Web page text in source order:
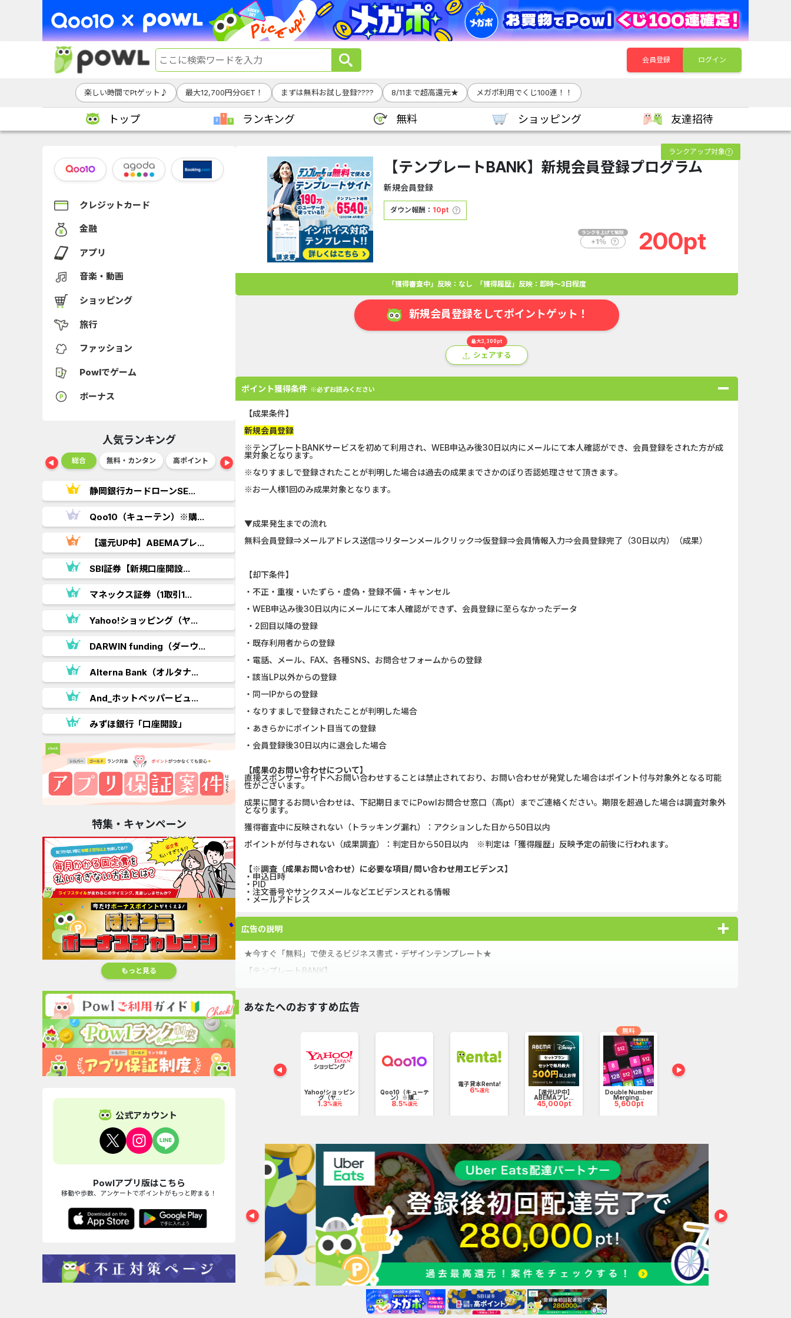
会員登録 ログイン
楽しい時間でPtゲット♪ 最大12,700円分GET！ まずは無料お試し登録???? 8/11まで超高還元★ メガポ利用でくじ100連！！
トップ ランキング 無料 ショッピング 友達招待
クレジットカード
金融
アプリ
音楽・動画
ショッピング
旅行
ファッション
Powlでゲーム
ボーナス
人気ランキング
ショッピング 総合 無料・カンタン 高ポイント ゲーム アプリ クレジットカード
静岡銀行カードローンSE...
Qoo10（キューテン）※購...
【還元UP中】ABEMAプレ...
SBI証券【新規口座開設...
マネックス証券（1取引1...
Yahoo!ショッピング（ヤ...
DARWIN funding（ダーウ...
Alterna Bank（オルタナ...
And_ホットペッパービュ...
みずほ銀行「口座開設」
Double Number Merging...
GFS無料特別講座
U-NEXT_無料お試し登録
DOOR賃貸
【Ipsos iSay】アンケー...
Nielsen（ニールセン）...
Nielsen（ニールセン）...
ホットペッパーグルメ［...
ウォーターカラーソート...
アンケート募集サイト、...
SBI証券【新規口座開設... iOS_エバーテイル_3日間...
特集・キャンペーン
もっと見る
公式アカウント
Powlアプリ版はこちら
移動や歩数、アンケートでポイントがもっと貯まる！
ランクアップ対象
【テンプレートBANK】新規会員登録プログラム
新規会員登録
ダウン報酬： 10pt
200pt
「獲得審査中」反映：なし 「獲得履歴」反映：即時～3日程度
新規会員登録をしてポイントゲット！
最大3,300pt
シェアする
ポイント獲得条件 ※必ずお読みください
【成果条件】
新規会員登録
※テンプレートBANKサービスを初めて利用され、WEB申込み後30日以内にメールにて本人確認ができ、会員登録をされた方が成
果対象となります。
※なりすましで登録されたことが判明した場合は過去の成果までさかのぼり否認処理させて頂きます。
※お一人様1回のみ成果対象となります。
▼成果発生までの流れ
無料会員登録⇒メールアドレス送信⇒リターンメールクリック⇒仮登録⇒会員情報入力⇒会員登録完了（30日以内）（成果）
【却下条件】
・不正・重複・いたずら・虚偽・登録不備・キャンセル
・WEB申込み後30日以内にメールにて本人確認ができず、会員登録に至らなかったデータ
・2回目以降の登録
・既存利用者からの登録
・電話、メール、FAX、各種SNS、お問合せフォームからの登録
・該当LP以外からの登録
・同一IPからの登録
・なりすましで登録されたことが判明した場合
・あきらかにポイント目当ての登録
・会員登録後30日以内に退会した場合
【成果のお問い合わせについて】
直接スポンサーサイトへお問い合わせすることは禁止されており、お問い合わせが発覚した場合はポイント付与対象外となる可能
性がございます。
成果に関するお問い合わせは、下記期日までにPowlお問合せ窓口（高pt）までご連絡ください。期限を超過した場合は調査対象外
となります。
獲得審査中に反映されない（トラッキング漏れ）：アクションした日から50日以内
ポイントが付与されない（成果調査）：判定日から50日以内 ※判定は「獲得履歴」反映予定の前後に行われます。
【※調査（成果お問い合わせ）に必要な項目/ 問い合わせ用エビデンス】
・申込日時
・PID
・注文番号やサンクスメールなどエビデンスとれる情報
・メールアドレス
広告の説明
★今すぐ「無料」で使えるビジネス書式・デザインテンプレート★
【テンプレートBANK】
Point.2 さらにテンプレートBANKは、書式や素材を随時追加！季節のイベントや法律改正にも対応できます！！
もう、苦労しなくていいんです！テンプレートBANKなら全て解決！
あなたへのおすすめ広告
取引1... 12,000pt
無料
Yahoo!ショッピン
グ（ヤ...
1.3%還元
Qoo10（キューテ
ン）※購...
8.5%還元
電子貸本Renta!
6%還元 【還元UP中】
ABEMAプレ...
45,000pt
Double Number
Merging...
5,600pt
無料